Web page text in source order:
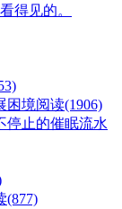
得见的。
困境阅读(1906)
停止的催眠流水
(877)